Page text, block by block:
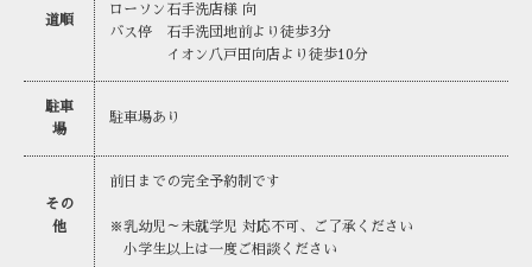
道順
ローソン石手洗店様 向
バス停 石手洗団地前より徒歩3分
イオン八戸田向店より徒歩10分
駐車
場
駐車場あり
その
他
前日までの完全予約制です
※乳幼児～未就学児 対応不可、ご了承ください
小学生以上は一度ご相談ください